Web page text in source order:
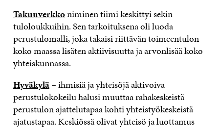
Takuuverkkoniminen tiimi keskittyi sekin
tuloloukkuihin. Sen tarkoituksena oli luoda
perustulomalli, joka takaisi riittävän toimeentulon
koko maassa lisäten aktiivisuutta ja arvonlisää koko
yhteiskunnassa.
Hyväkylä– ihmisiä ja yhteisöjä aktivoiva
perustulokokeilu halusi muuttaa rahakeskeistä
perustulon ajattelutapaa kohti yhteistyökeskeistä
ajatustapaa. Keskiössä olivat yhteisö ja luottamus